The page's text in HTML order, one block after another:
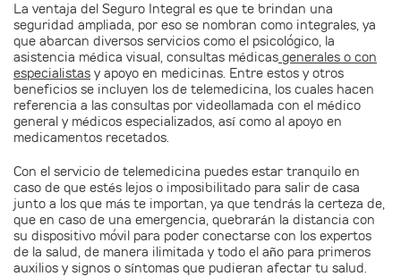
La ventaja del Seguro Integral es que te brindan una
seguridad ampliada, por eso se nombran como integrales, ya
que abarcan diversos servicios como el psicológico, la
asistencia médica visual, consultas médicas generales o con
especialistas y apoyo en medicinas. Entre estos y otros
beneficios se incluyen los de telemedicina, los cuales hacen
referencia a las consultas por videollamada con el médico
general y médicos especializados, así como al apoyo en
medicamentos recetados.
Con el servicio de telemedicina puedes estar tranquilo en
caso de que estés lejos o imposibilitado para salir de casa
junto a los que más te importan, ya que tendrás la certeza de,
que en caso de una emergencia, quebrarán la distancia con
su dispositivo móvil para poder conectarse con los expertos
de la salud, de manera ilimitada y todo el año para primeros
auxilios y signos o síntomas que pudieran afectar tu salud.